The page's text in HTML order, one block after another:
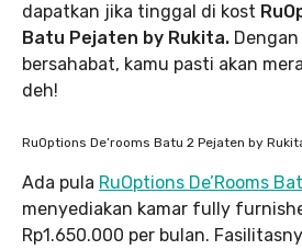
dapatkan jika tinggal di kost
Batu Pejaten by Rukita.
bersahabat, kamu pasti akan
deh!
RuOptions De’rooms Batu 2 Pejaten by
Ada pula RuOptions De’Rooms
menyediakan kamar fully
Rp1.650.000 per bulan.